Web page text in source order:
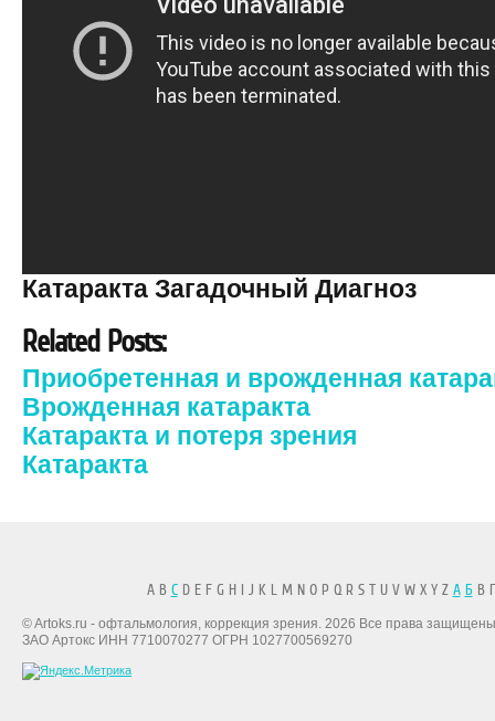
Катаракта Загадочный Диагноз
Related Posts:
Приобретенная и врожденная
Врожденная катаракта
Катаракта и потеря зрения
Катаракта
A B CD E F G H I J K L M N O P Q R S T U V W X Y Z А БВ
© Artoks.ru - офтальмология, коррекция зрения. 2026 Все права
ЗАО Артокс ИНН 7710070277 ОГРН 1027700569270